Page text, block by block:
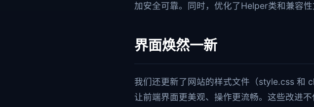
加安全可靠。同时，优化了Helper类和兼容
界面焕然一新
我们还更新了网站的样式文件（style.css 和
让前端界面更美观、操作更流畅。这些改进